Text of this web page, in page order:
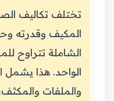
تختلف تكاليف
المكيف وقدرته
الشاملة تتراوح
الواحد. هذا يشمل
والملفات